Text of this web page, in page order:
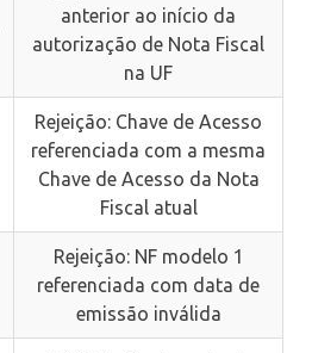
anterior ao início da
autorização de Nota Fiscal
na UF
Rejeição: Chave de Acesso
referenciada com a mesma
Chave de Acesso da Nota
Fiscal atual
Rejeição: NF modelo 1
referenciada com data de
emissão inválida